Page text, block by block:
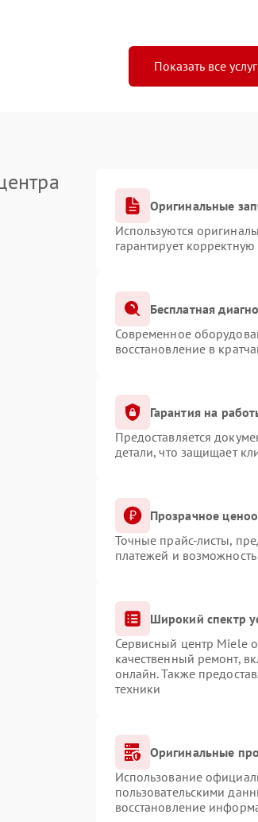
Показать все
Оригинальные
Используются
гарантирует
Бесплатная
Современное
восстановление в
Гарантия на
Предоставляется
детали, что защищает
Прозрачное
Точные прайс-листы,
платежей и
Широкий спектр
Сервисный центр Miele
качественный ремонт,
онлайн. Также
техники
Оригинальные
Использование
пользовательскими
восстановление